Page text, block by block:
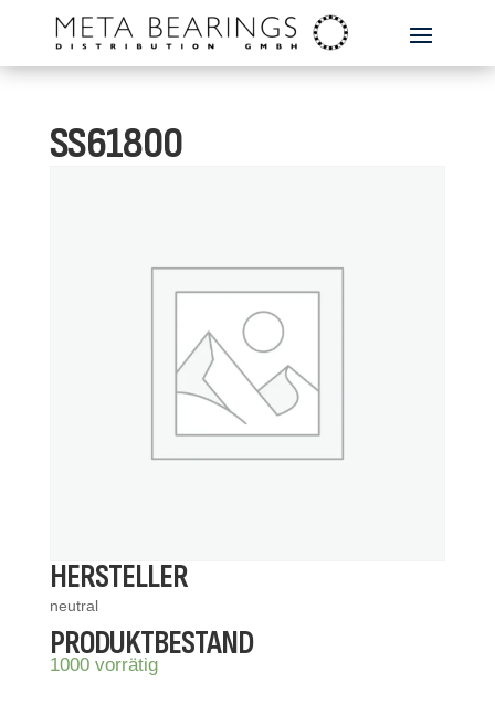
SS61800
HERSTELLER
neutral
PRODUKTBESTAND
1000 vorrätig